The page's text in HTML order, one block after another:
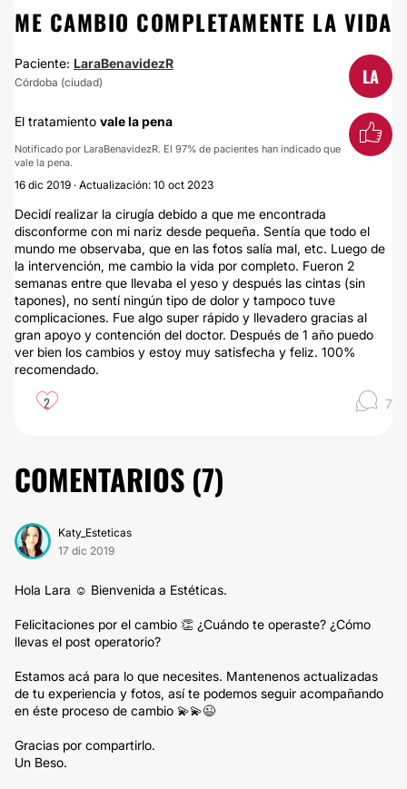
ME CAMBIO COMPLETAMENTE LA VIDA
Paciente: LaraBenavidezR
Córdoba (ciudad) LA
El tratamiento vale la pena
Notificado por LaraBenavidezR. El 97% de pacientes han indicado que
vale la pena.
16 dic 2019 · Actualización: 10 oct 2023
Decidí realizar la cirugía debido a que me encontrada
disconforme con mi nariz desde pequeña. Sentía que todo el
mundo me observaba, que en las fotos salía mal, etc. Luego de
la intervención, me cambio la vida por completo. Fueron 2
semanas entre que llevaba el yeso y después las cintas (sin
tapones), no sentí ningún tipo de dolor y tampoco tuve
complicaciones. Fue algo super rápido y llevadero gracias al
gran apoyo y contención del doctor. Después de 1 año puedo
ver bien los cambios y estoy muy satisfecha y feliz. 100%
recomendado.
2 7
COMENTARIOS (7)
Katy_Esteticas
17 dic 2019
Hola Lara ☺️ Bienvenida a Estéticas.
Felicitaciones por el cambio 👏 ¿Cuándo te operaste? ¿Cómo
llevas el post operatorio?
Estamos acá para lo que necesites. Mantenenos actualizadas
de tu experiencia y fotos, así te podemos seguir acompañando
en éste proceso de cambio 💫💫😉
Gracias por compartirlo.
Un Beso.